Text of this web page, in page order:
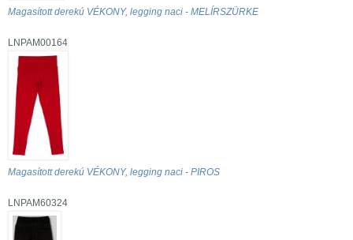
Magasított derekú VÉKONY, legging naci - MELÍRSZÜRKE
LNPAM00164
Magasított derekú VÉKONY, legging naci - PIROS
LNPAM60324